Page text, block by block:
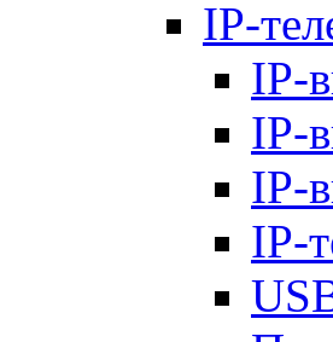
IP-
IP-
IP-
IP-
IP-